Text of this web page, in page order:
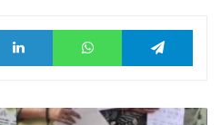
LinkedIn WhatsApp